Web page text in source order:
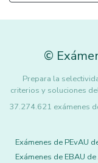
©
Prepara la
criterios y soluciones
37.274.621 exámenes
Exámenes de PEvAU
Exámenes de EBAU